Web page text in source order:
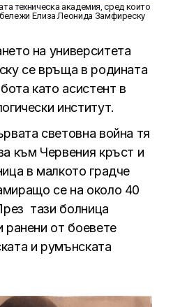
техническа академия, сред които
Елиза Леонида Замфиреску
на университета
се връща в родината
като асистент в
институт.
световна война тя
към Червения кръст и
в малкото градче
се на около 40
тази болница
ранени от боевете
и румънската